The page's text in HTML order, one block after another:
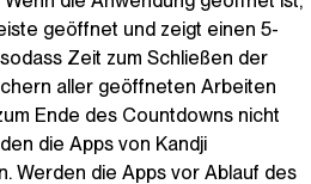
geöffnet und zeigt einen 5-
Zeit zum Schließen der
aller geöffneten Arbeiten
Ende des Countdowns nicht
die Apps von Kandji
Werden die Apps vor Ablauf des